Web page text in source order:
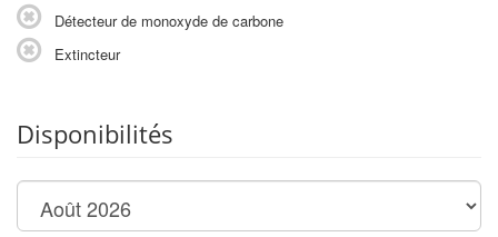
Détecteur de monoxyde de carbone
Extincteur
Disponibilités